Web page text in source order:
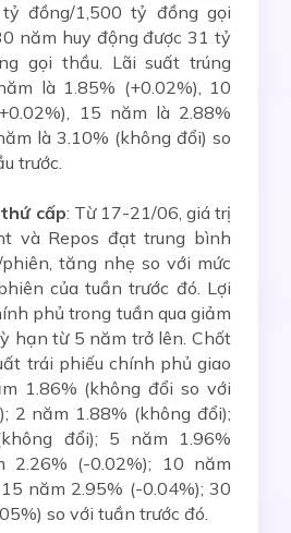
đồng/1,500 tỷ đồng gọi
năm huy động được 31 tỷ
gọi thầu. Lãi suất trúng
là 1.85% (+0.02%), 10
15 năm là 2.88%
là 3.10% (không đổi) so
trước.
cấp: Từ 17-21/06, giá trị
và Repos đạt trung bình
tăng nhẹ so với mức
của tuần trước đó. Lợi
phủ trong tuần qua giảm
hạn từ 5 năm trở lên. Chốt
trái phiếu chính phủ giao
1.86% (không đổi so với
2 năm 1.88% (không đổi);
đổi); 5 năm 1.96%
2.26% (-0.02%); 10 năm
năm 2.95% (-0.04%); 30
so với tuần trước đó.